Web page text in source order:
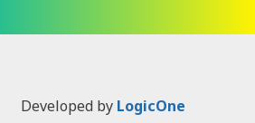
Developed by LogicOne